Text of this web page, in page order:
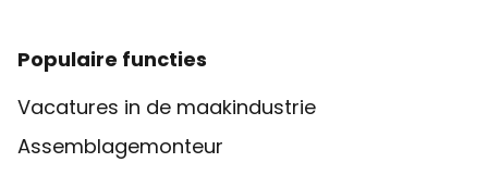
Populaire functies
Vacatures in de maakindustrie
Assemblagemonteur